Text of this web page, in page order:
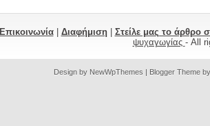
Επικοινωνία| Διαφήμιση| Στείλε μας το άρθρο
ψυχαγωγίας - All
Design by NewWpThemes | Blogger Theme